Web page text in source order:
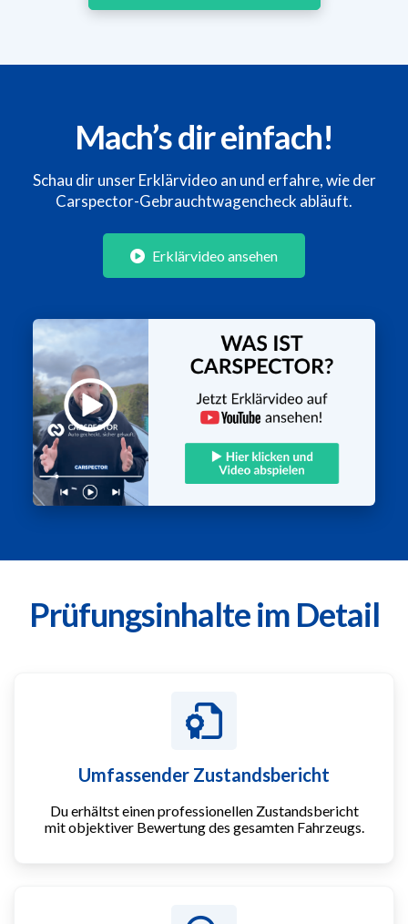
Mach’s dir einfach!
Schau dir unser Erklärvideo an und erfahre, wie der
Carspector-Gebrauchtwagencheck abläuft.
Erklärvideo ansehen
Prüfungsinhalte im Detail
Umfassender Zustandsbericht
Du erhältst einen professionellen Zustandsbericht
mit objektiver Bewertung des gesamten Fahrzeugs.